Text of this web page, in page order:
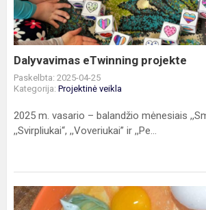
Dalyvavimas eTwinning projekte
Paskelbta: 2025-04-25
Kategorija: Projektinė veikla
2025 m. vasario – balandžio mėnesiais
,,Svirpliukai“, ,,Voveriukai” ir ,,Pe...
STEAM